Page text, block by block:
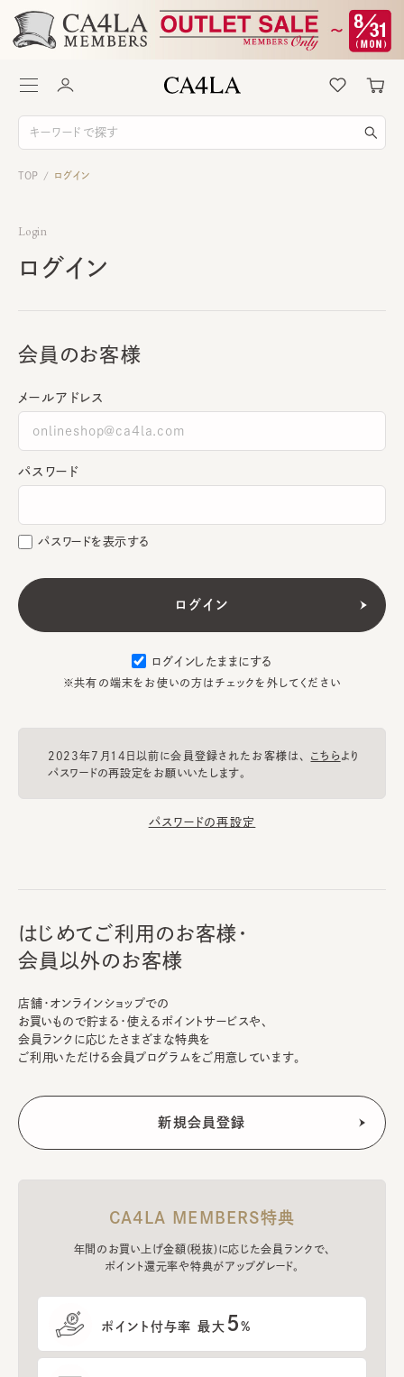
TOP / ログイン
Login
ログイン
会員のお客様
メールアドレス
パスワード
パスワードを表示する
ログインしたままにする
※共有の端末をお使いの方はチェックを外してください
2023年7月14日以前に会員登録されたお客様は、 こちらより
パスワードの再設定をお願いいたします。
パスワードの再設定
はじめてご利用のお客様・
会員以外のお客様
店舗・オンラインショップでの
お買いもので貯まる・使えるポイントサービスや、
会員ランクに応じたさまざまな特典を
ご利用いただける会員プログラムをご用意しています。
CA4LA MEMBERS特典
年間のお買い上げ金額(税抜)に応じた会員ランクで、
ポイント還元率や特典がアップグレード。
ポイント付与率 最大 5%